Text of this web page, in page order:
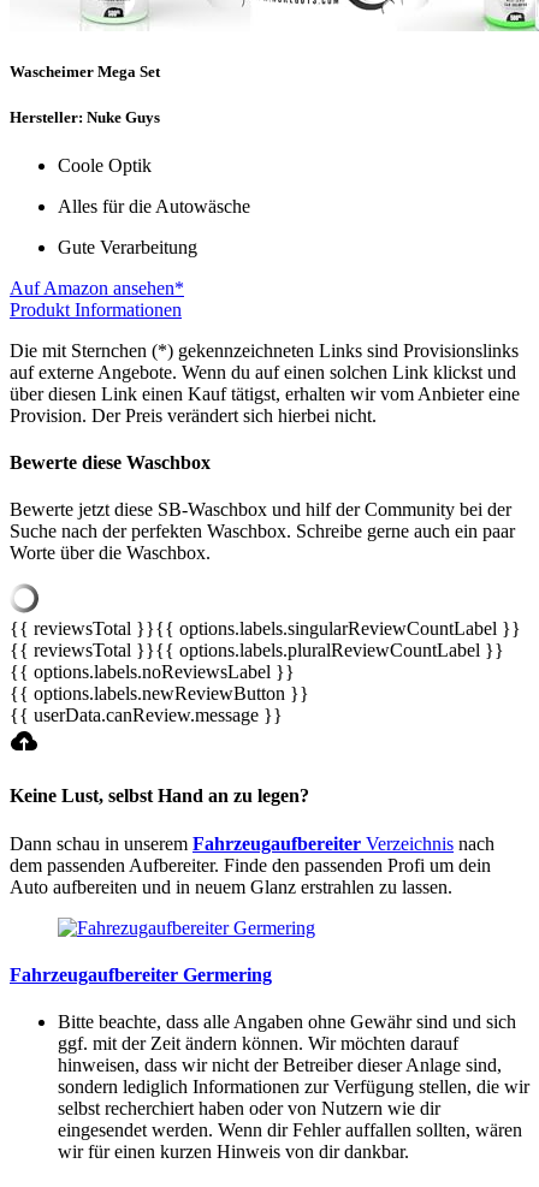
Wascheimer Mega Set
Hersteller: Nuke Guys
Coole Optik
Alles für die Autowäsche
Gute Verarbeitung
Auf Amazon ansehen*
Produkt Informationen
Die mit Sternchen (*) gekennzeichneten Links sind Provisionslinks
auf externe Angebote. Wenn du auf einen solchen Link klickst und
über diesen Link einen Kauf tätigst, erhalten wir vom Anbieter eine
Provision. Der Preis verändert sich hierbei nicht.
Bewerte diese Waschbox
Bewerte jetzt diese SB-Waschbox und hilf der Community bei der
Suche nach der perfekten Waschbox. Schreibe gerne auch ein paar
Worte über die Waschbox.
{{ reviewsTotal }}{{ options.labels.singularReviewCountLabel }}
{{ reviewsTotal }}{{ options.labels.pluralReviewCountLabel }}
{{ options.labels.noReviewsLabel }}
{{ options.labels.newReviewButton }}
{{ userData.canReview.message }}
Keine Lust, selbst Hand an zu legen?
Dann schau in unserem Fahrzeugaufbereiter Verzeichnis nach
dem passenden Aufbereiter. Finde den passenden Profi um dein
Auto aufbereiten und in neuem Glanz erstrahlen zu lassen.
Fahrzeugaufbereiter Germering
Bitte beachte, dass alle Angaben ohne Gewähr sind und sich
ggf. mit der Zeit ändern können. Wir möchten darauf
hinweisen, dass wir nicht der Betreiber dieser Anlage sind,
sondern lediglich Informationen zur Verfügung stellen, die wir
selbst recherchiert haben oder von Nutzern wie dir
eingesendet werden. Wenn dir Fehler auffallen sollten, wären
wir für einen kurzen Hinweis von dir dankbar.